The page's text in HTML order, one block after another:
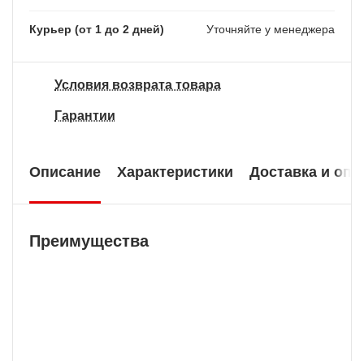
Курьер (от 1 до 2 дней) Уточняйте у менеджера
Условия возврата товара
Гарантии
Описание Характеристики Доставка и
Преимущества